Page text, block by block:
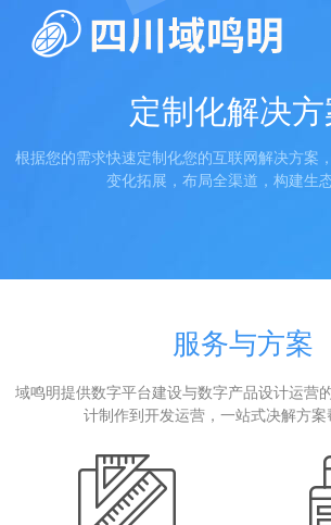
定制化解决方
根据您的需求快速定制化您的互联网解决方案
变化拓展，布局全渠道，构建生
服务与方案
域鸣明提供数字平台建设与数字产品设计运营
计制作到开发运营，一站式决解方案